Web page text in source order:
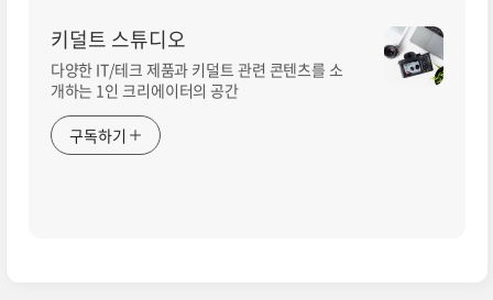
키덜트 스튜디오
다양한 IT/테크 제품과 키덜트 관련 콘텐츠를 소
개하는 1인 크리에이터의 공간
구독하기